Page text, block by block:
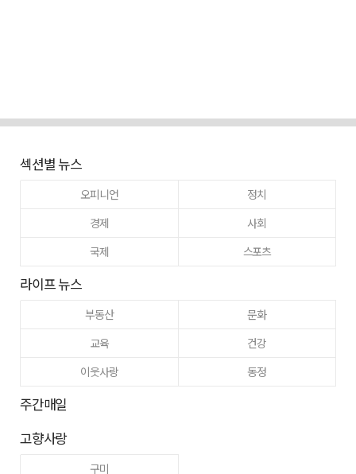
섹션별 뉴스
오피니언
정치
경제
사회
국제
스포츠
라이프 뉴스
부동산
문화
교육
건강
이웃사랑
동정
주간매일
고향사랑
구미